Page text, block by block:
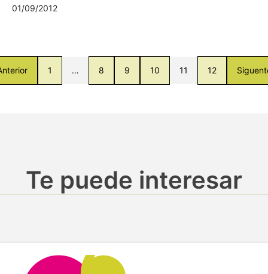
01/09/2012
1 … 8 9 10 11 12
Te puede interesar